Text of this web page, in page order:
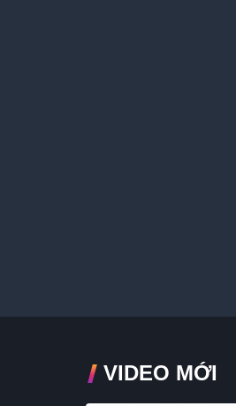
VIDEO MỚI